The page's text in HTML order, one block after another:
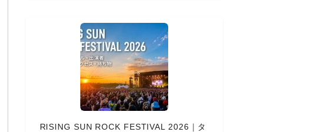
RISING SUN ROCK FESTIVAL 2026｜タ